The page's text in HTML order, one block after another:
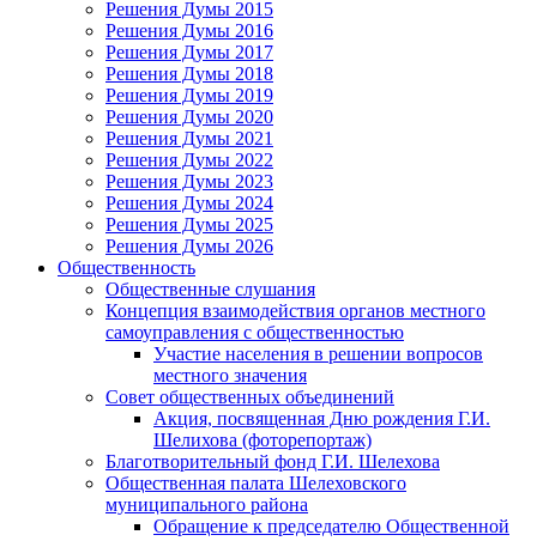
Решения Думы 2015
Решения Думы 2016
Решения Думы 2017
Решения Думы 2018
Решения Думы 2019
Решения Думы 2020
Решения Думы 2021
Решения Думы 2022
Решения Думы 2023
Решения Думы 2024
Решения Думы 2025
Решения Думы 2026
Общественность
Общественные слушания
Концепция взаимодействия органов местного
самоуправления с общественностью
Участие населения в решении вопросов
местного значения
Совет общественных объединений
Акция, посвященная Дню рождения Г.И.
Шелихова (фоторепортаж)
Благотворительный фонд Г.И. Шелехова
Общественная палата Шелеховского
муниципального района
Обращение к председателю Общественной